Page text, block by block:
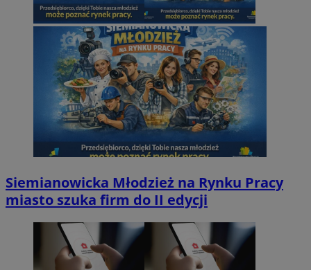
Siemianowicka Młodzież na Rynku Pracy
miasto szuka firm do II edycji